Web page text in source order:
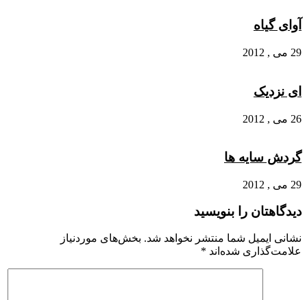
آوای گیاه
29 می , 2012
ای نزدیک
26 می , 2012
گردش سایه ها
29 می , 2012
دیدگاهتان را بنویسید
نشانی ایمیل شما منتشر نخواهد شد. بخش‌های موردنیاز
علامت‌گذاری شده‌اند *